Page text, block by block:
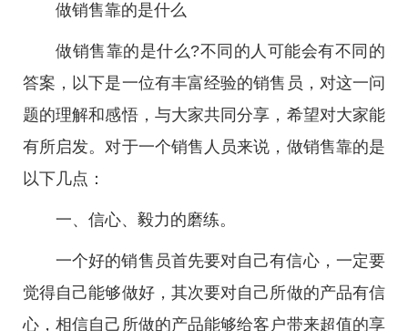
做销售靠的是什么
做销售靠的是什么?不同的人可能会有不同的
答案，以下是一位有丰富经验的销售员，对这一问
题的理解和感悟，与大家共同分享，希望对大家能
有所启发。对于一个销售人员来说，做销售靠的是
以下几点：
一、信心、毅力的磨练。
一个好的销售员首先要对自己有信心，一定要
觉得自己能够做好，其次要对自己所做的产品有信
心，相信自己所做的产品能够给客户带来超值的享